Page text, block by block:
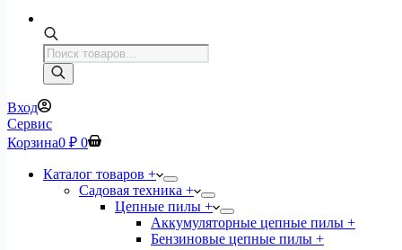
Поиск
товаров
Вход
Сервис
Корзина0 ₽ 0
Каталог товаров +
Садовая техника +
Цепные пилы +
Аккумуляторные цепные пилы +
Бензиновые цепные пилы +